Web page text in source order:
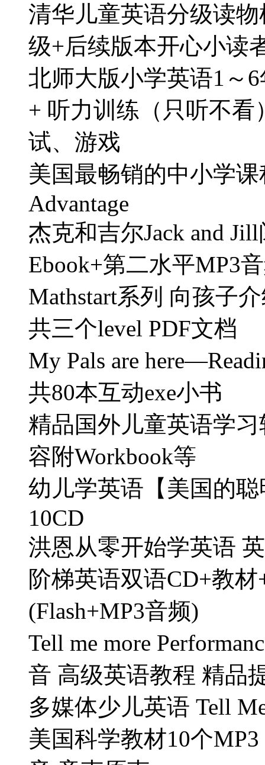
清华儿童英语分级读
级+后续版本开心小读
北师大版小学英语1～
+ 听力训练（只听不
试、游戏
美国最畅销的中小学
Advantage
杰克和吉尔Jack and
Ebook+第二水平MP3
Mathstart系列 向孩子
共三个level PDF文档
My Pals are
共80本互动exe小书
精品国外儿童英语学习
容附Workbook等
幼儿学英语【美国的聪
10CD
洪恩从零开始学英语
阶梯英语双语CD+教
(Flash+MP3音频)
Tell me more
音 高级英语教程 精品
多媒体少儿英语 Tell
美国科学教材10个